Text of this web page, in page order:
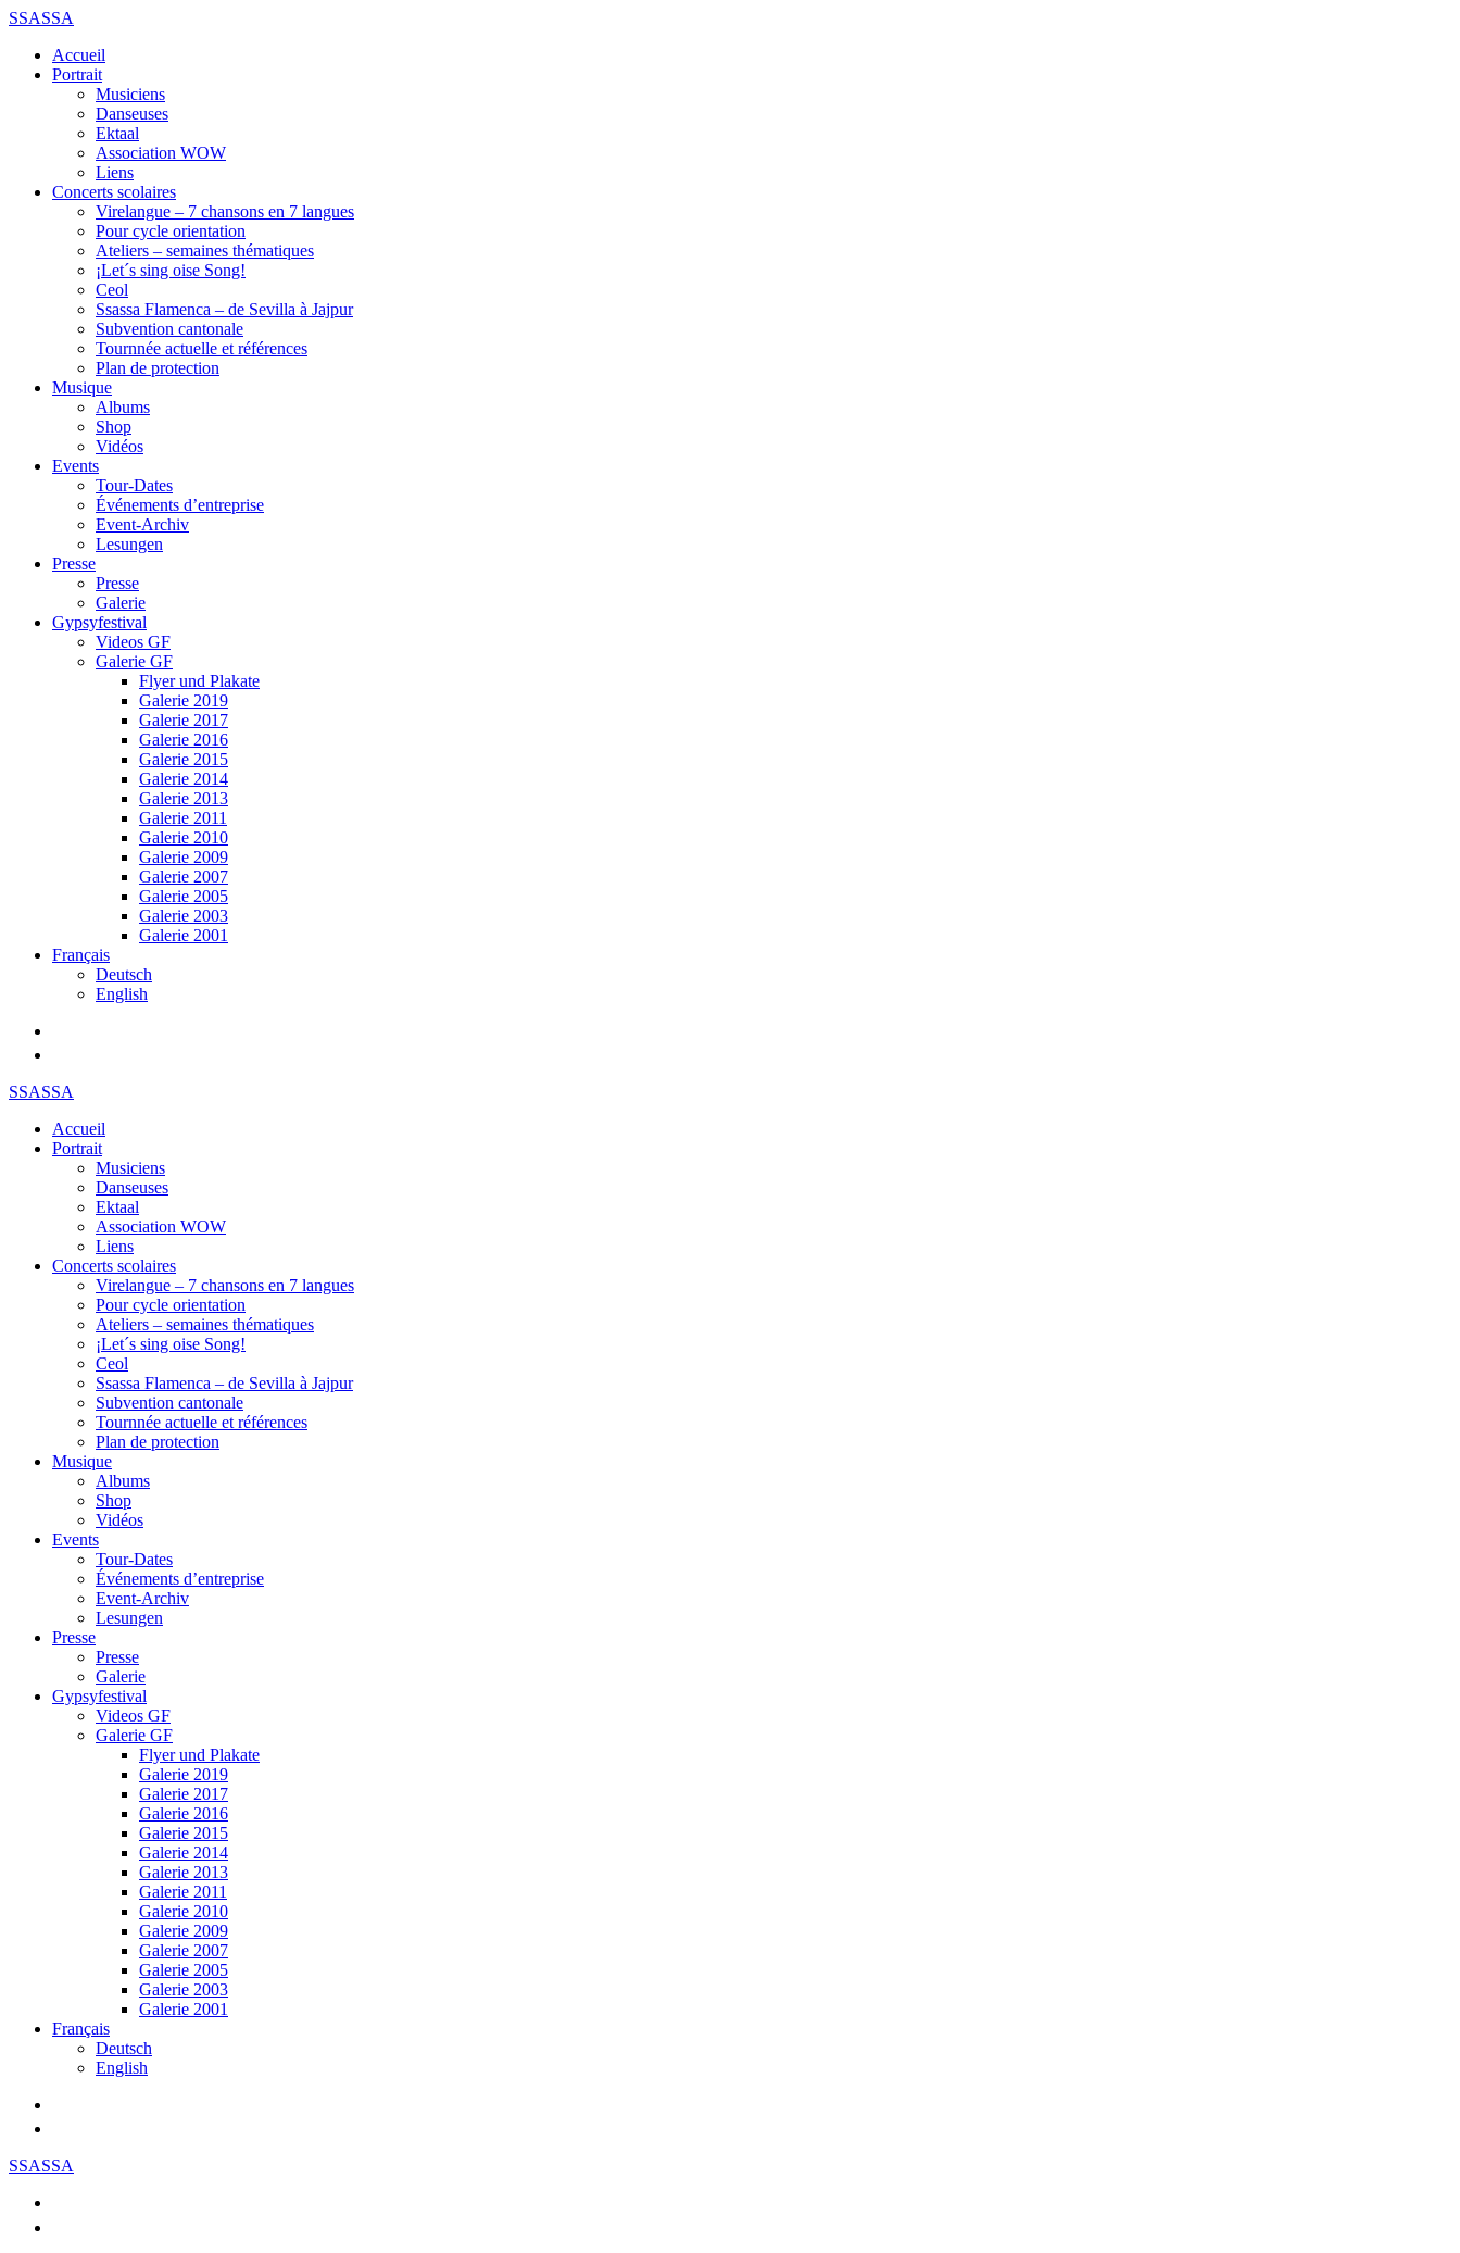
SSASSA
Accueil
Portrait
Musiciens
Danseuses
Ektaal
Association WOW
Liens
Concerts scolaires
Virelangue – 7 chansons en 7 langues
Pour cycle orientation
Ateliers – semaines thématiques
¡Let´s sing oise Song!
Ceol
Ssassa Flamenca – de Sevilla à Jajpur
Subvention cantonale
Tournnée actuelle et références
Plan de protection
Musique
Albums
Shop
Vidéos
Events
Tour-Dates
Événements d’entreprise
Event-Archiv
Lesungen
Presse
Presse
Galerie
Gypsyfestival
Videos GF
Galerie GF
Flyer und Plakate
Galerie 2019
Galerie 2017
Galerie 2016
Galerie 2015
Galerie 2014
Galerie 2013
Galerie 2011
Galerie 2010
Galerie 2009
Galerie 2007
Galerie 2005
Galerie 2003
Galerie 2001
Français
Deutsch
English
SSASSA
Accueil
Portrait
Musiciens
Danseuses
Ektaal
Association WOW
Liens
Concerts scolaires
Virelangue – 7 chansons en 7 langues
Pour cycle orientation
Ateliers – semaines thématiques
¡Let´s sing oise Song!
Ceol
Ssassa Flamenca – de Sevilla à Jajpur
Subvention cantonale
Tournnée actuelle et références
Plan de protection
Musique
Albums
Shop
Vidéos
Events
Tour-Dates
Événements d’entreprise
Event-Archiv
Lesungen
Presse
Presse
Galerie
Gypsyfestival
Videos GF
Galerie GF
Flyer und Plakate
Galerie 2019
Galerie 2017
Galerie 2016
Galerie 2015
Galerie 2014
Galerie 2013
Galerie 2011
Galerie 2010
Galerie 2009
Galerie 2007
Galerie 2005
Galerie 2003
Galerie 2001
Français
Deutsch
English
SSASSA